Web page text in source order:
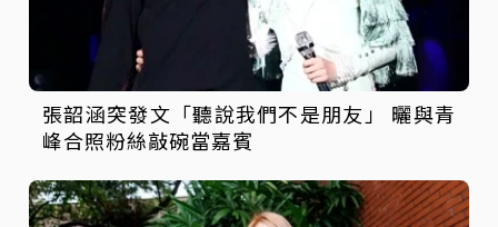
張韶涵突發文「聽說我們不是朋友」 曬與青
峰合照粉絲敲碗當嘉賓